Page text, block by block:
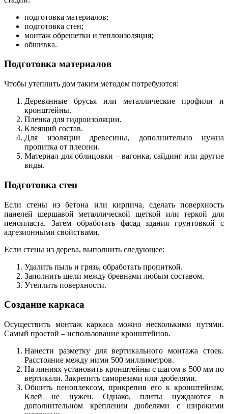
подготовка материалов;
подготовка стен;
монтаж обрешетки и теплоизоляция;
обшивка.
Подготовка материалов
Чтобы утеплить дом таким методом потребуются:
Деревянные брусья или металлические профили и
кронштейны.
Пленка для гидроизоляции.
Клеящий состав.
Для изоляции древесины, дополнительно нужна
пропитка от плесени.
Материал для облицовки – вагонка, сайдинг или другие
виды.
Подготовка стен
Если стены из бетона или кирпича, сделать поверхность
панелей шершавой металлической щеткой или теркой для
пенопласта. Затем обработать фасад здания грунтовкой с
адгезионными свойствами.
Если стены из дерева, выполнить следующее:
Удалить пыль и грязь, обработать пропиткой.
Заполнить щели между бревнами любым составом.
Утеплить поверхности.
Создание каркаса
Осуществить монтаж каркаса можно несколькими путями.
Самый простой – использование кронштейнов.
Нанести разметку для вертикального монтажа стоек.
Расстояние между ними 500 миллиметров.
На линиях установить кронштейны с шагом в 500 мм по
вертикали. Закрепить саморезами или дюбелями.
Обшить пеноплексом, прикрепив его к кронштейнам.
Клей не нужен. Однако, плиты нуждаются в
дополнительном креплении дюбелями с широкими